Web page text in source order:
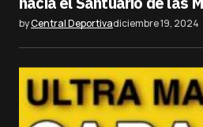
byCentral Deportivadiciembre 19, 2024